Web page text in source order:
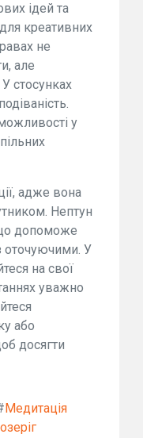
ідей та
креативних
не
але
стосунках
у
адже вона
Нептун
допоможе
оточуючими. У
на свої
уважно
або
досягти
Медитація